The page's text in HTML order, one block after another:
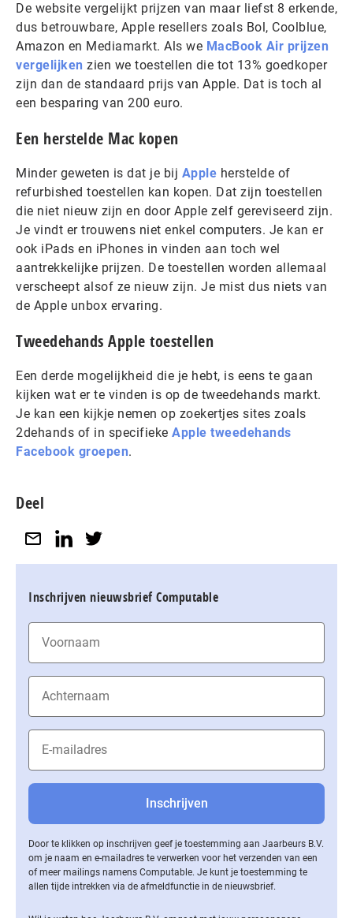
De website vergelijkt prijzen van maar liefst 8 erkende,
dus betrouwbare, Apple resellers zoals Bol, Coolblue,
Amazon en Mediamarkt. Als we MacBook Air prijzen
vergelijken zien we toestellen die tot 13% goedkoper
zijn dan de standaard prijs van Apple. Dat is toch al
een besparing van 200 euro.
Een herstelde Mac kopen
Minder geweten is dat je bij Apple herstelde of
refurbished toestellen kan kopen. Dat zijn toestellen
die niet nieuw zijn en door Apple zelf gereviseerd zijn.
Je vindt er trouwens niet enkel computers. Je kan er
ook iPads en iPhones in vinden aan toch wel
aantrekkelijke prijzen. De toestellen worden allemaal
verscheept alsof ze nieuw zijn. Je mist dus niets van
de Apple unbox ervaring.
Tweedehands Apple toestellen
Een derde mogelijkheid die je hebt, is eens te gaan
kijken wat er te vinden is op de tweedehands markt.
Je kan een kijkje nemen op zoekertjes sites zoals
2dehands of in specifieke Apple tweedehands
Facebook groepen.
Deel
Inschrijven nieuwsbrief Computable
Door te klikken op inschrijven geef je toestemming aan Jaarbeurs B.V.
om je naam en e-mailadres te verwerken voor het verzenden van een
of meer mailings namens Computable. Je kunt je toestemming te
allen tijde intrekken via de af­meld­func­tie in de nieuwsbrief.